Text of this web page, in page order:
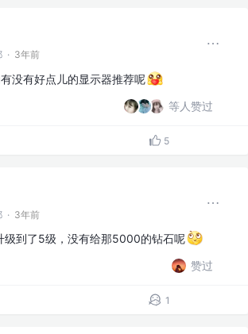
· 3年前
没有好点儿的显示器推荐呢
等人赞过
5
· 3年前
级到了5级，没有给那5000的钻石呢
赞过
1